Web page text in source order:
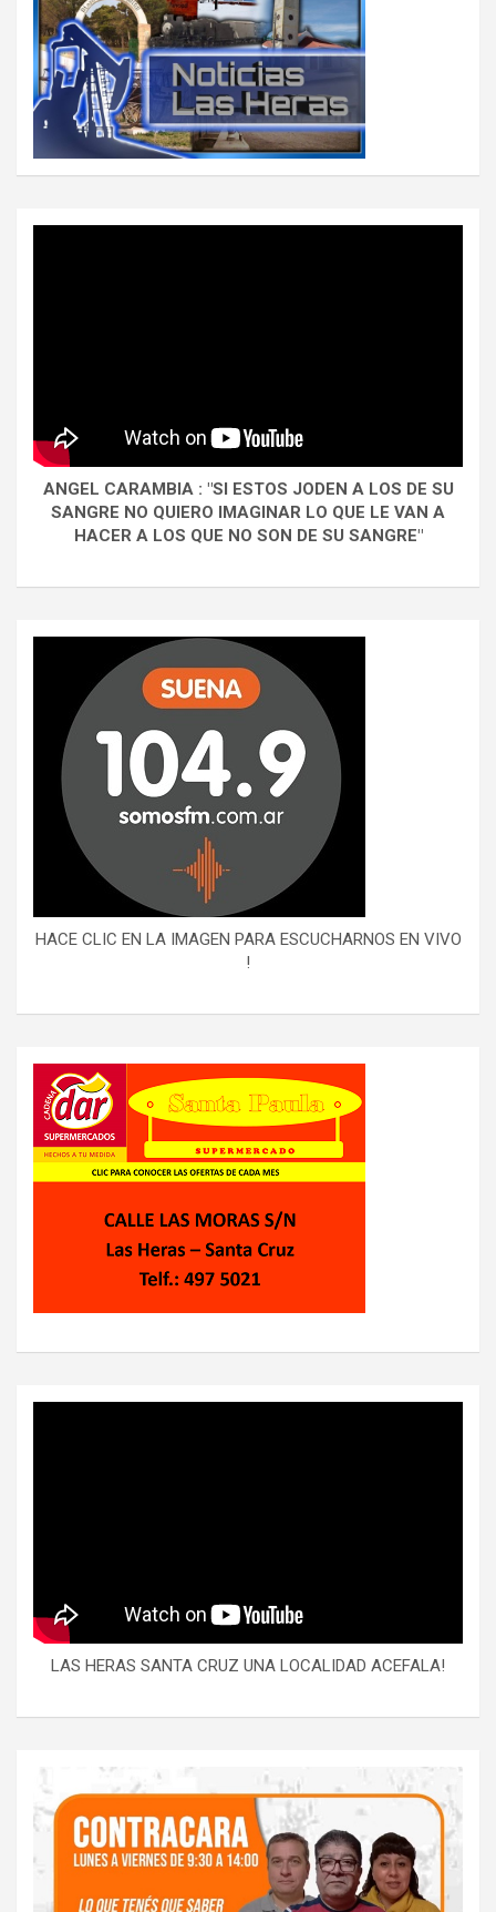
ANGEL CARAMBIA : "SI ESTOS JODEN A LOS DE SU
SANGRE NO QUIERO IMAGINAR LO QUE LE VAN A
HACER A LOS QUE NO SON DE SU SANGRE"
HACE CLIC EN LA IMAGEN PARA ESCUCHARNOS EN VIVO
!
LAS HERAS SANTA CRUZ UNA LOCALIDAD ACEFALA!